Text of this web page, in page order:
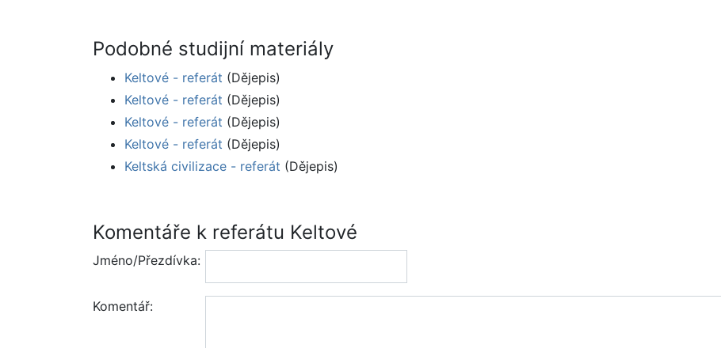
Podobné studijní materiály
Keltové - referát (Dějepis)
Keltové - referát (Dějepis)
Keltové - referát (Dějepis)
Keltové - referát (Dějepis)
Keltská civilizace - referát (Dějepis)
Komentáře k referátu Keltové
Jméno/Přezdívka:
Komentář: